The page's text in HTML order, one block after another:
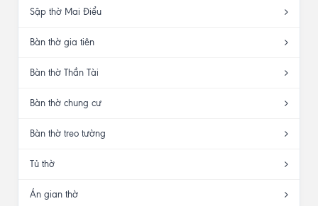
Sập thờ Mai Điểu
Bàn thờ gia tiên
Bàn thờ Thần Tài
Bàn thờ chung cư
Bàn thờ treo tường
Tủ thờ
Án gian thờ